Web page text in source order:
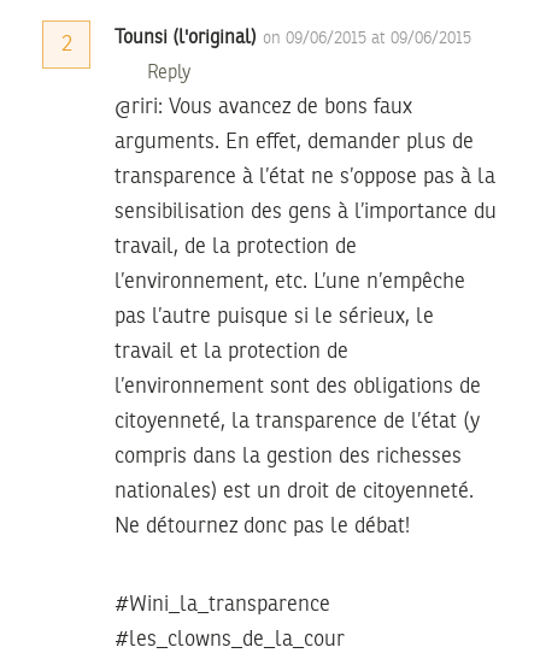
2 Tounsi (l'original) on 09/06/2015 at 09/06/2015
Reply
@riri: Vous avancez de bons faux
arguments. En effet, demander plus de
transparence à l’état ne s’oppose pas à la
sensibilisation des gens à l’importance du
travail, de la protection de
l’environnement, etc. L’une n’empêche
pas l’autre puisque si le sérieux, le
travail et la protection de
l’environnement sont des obligations de
citoyenneté, la transparence de l’état (y
compris dans la gestion des richesses
nationales) est un droit de citoyenneté.
Ne détournez donc pas le débat!
#Wini_la_transparence
#les_clowns_de_la_cour